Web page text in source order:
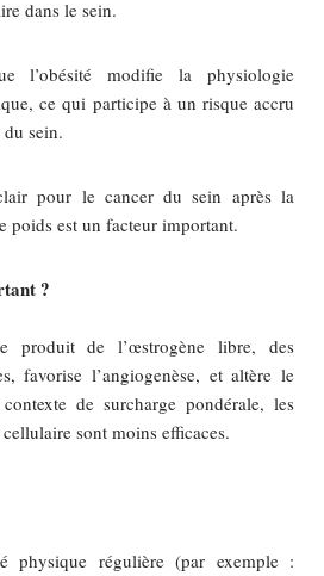
dans le sein.
l’obésité modifie la physiologie
ce qui participe à un risque accru
sein.
pour le cancer du sein après la
poids est un facteur important.
?
produit de l’œstrogène libre, des
favorise l’angiogenèse, et altère le
de surcharge pondérale, les
sont moins efficaces.
physique régulière (par exemple :